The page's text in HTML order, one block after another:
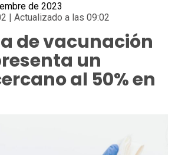
de 2023
| Actualizado a las 09:02
de vacunación
un
al 50% en